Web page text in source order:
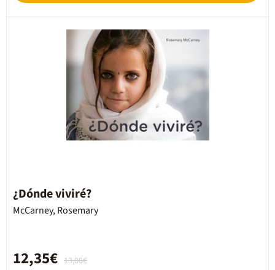
¿Dónde viviré?
McCarney, Rosemary
13,00€
12,35€